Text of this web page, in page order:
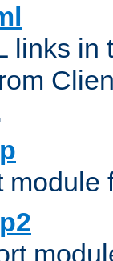
links in
module